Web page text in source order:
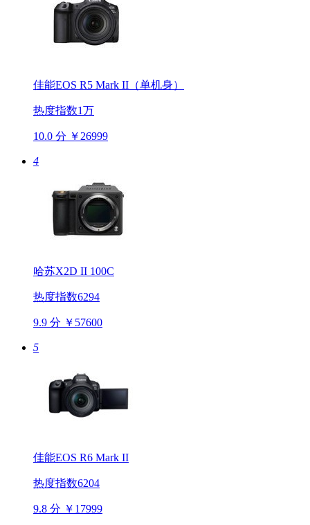
佳能EOS R5 Mark II（单机身）
热度指数1万
10.0 分 ￥26999
4
哈苏X2D II 100C
热度指数6294
9.9 分 ￥57600
5
佳能EOS R6 Mark II
热度指数6204
9.8 分 ￥17999